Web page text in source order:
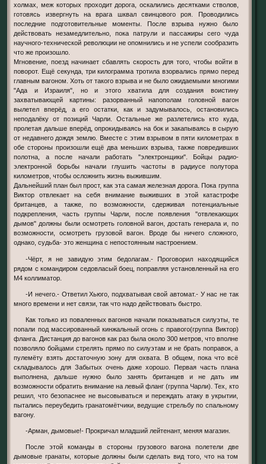
холмах, меж которых проходит дорога, оскалились десятками стволов,
готовясь извергнуть на врага шквал свинцового роя. Проводились
последние подготовительные моменты. После взрыва нужно было
действовать незамедлительно, пока патрули и пассажиры сего чуда
научного-технической революции не опомнились и не успели сообразить
что же произошло.
Мгновение, поезд начинает сбавлять скорость для того, чтобы войти в
поворот. Ещё секунда, три килограмма тротила взорвались прямо перед
главным вагоном. Хоть от такого взрыва и не было ожидаемыми многими
"Ада и Израиля", но и этого хватила для создания воистину
захватывающей картины: разорванный напополам головной вагон
вылетел вперёд, а его остатки, как и задумывалось, остановились
неподалёку от позиций Чарли. Остальные же разлетелись кто куда,
пролетая дальше вперёд, опрокидываясь на бок и закапываясь в сырую
от недавнего дождя землю. Вместе с этим взрывом в пяти километрах в
обе стороны произошли ещё два меньших взрыва, также повредивших
полотна, а после начали работать "электронщики". Бойцы радио-
электронной борьбы начали глушить частоты в радиусе полутора
километров, чтобы осложнить жизнь выжившим.
Дальнейший план был прост, как эта самая железная дорога. Пока группа
Виктор отвлекает на себя внимание выживших в этой катастрофе
британцев, а также, по возможности, сдерживая потенциальные
подкрепления, часть группы Чарли, после появления "отвлекающих
дымов" должны были осмотреть головной вагон, достать генерала и, по
возможности, осмотреть грузовой вагон. Вроде бы ничего сложного,
однако, судьба- это женщина с непостоянным настроением.
-Чёрт, я не завидую этим бедолагам.- Проговорил находящийся
рядом с командиром седовласый боец, поправляя установленный на его
М4 коллиматор.
-И нечего.- Ответил Хьюго, подхватывая свой автомат.- У нас не так
много времени и нет связи, так что надо действовать быстро.
Как только из поваленных вагонов начали показываться силуэты, те
попали под массированный кинжальный огонь с правого(группа Виктор)
фланга. Дистанция до вагонов как раз была около 300 метров, что вполне
позволяло бойцами стрелять прямо по силуэтам и не брать поправок, а
пулемёту взять достаточную зону для охвата. В общем, пока что всё
складывалось для Забытых очень даже хорошо. Первая часть плана
выполнена, дальше нужно было занять британцев и не дать им
возможности обратить внимание на левый фланг (группа Чарли). Тех, кто
решил, что безопаснее не высовываться и переждать атаку в укрытии,
пытались переубедить гранатомётчики, ведущие стрельбу по спальному
вагону.
-Арман, дымовые!- Прокричал младший лейтенант, меняя магазин.
После этой команды в стороны грузового вагона полетели две
дымовые гранаты, которые должны были сделать вид того, что на том